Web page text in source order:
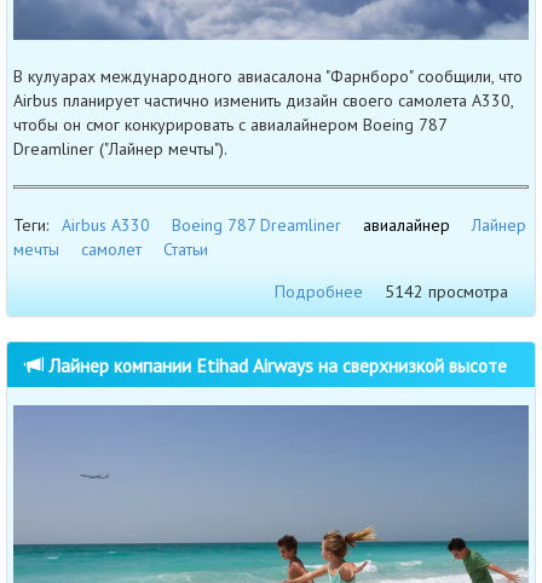
В кулуарах международного авиасалона "Фарнборо" сообщили, что
Airbus планирует частично изменить дизайн своего самолета A330,
чтобы он смог конкурировать с авиалайнером Boeing 787
Dreamliner ("Лайнер мечты").
Теги: Airbus A330 Boeing 787 Dreamliner авиалайнер
Лайнер
мечты
самолет
Статьи
Подробнее
5142 просмотра
Лайнер компании Etihad Airways на сверхнизкой высоте